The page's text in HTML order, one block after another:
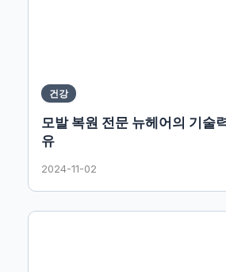
건강
모발 복원 전문 뉴헤어의 기술
유
2024-11-02